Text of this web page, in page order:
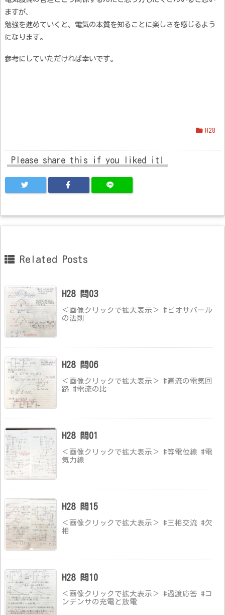
ますが、
勉強を進めていくと、電気の本質を知ることに楽しさを感じるよう
になります。
参考にしていただければ幸いです。
H28
Please share this if you liked it!
Related Posts
H28 問03
＜画像クリックで拡大表示＞ #ビオサバール
の法則
H28 問06
＜画像クリックで拡大表示＞ #直流の電気回
路 #電流の比
H28 問01
＜画像クリックで拡大表示＞ #等電位線 #電
気力線
H28 問15
＜画像クリックで拡大表示＞ #三相交流 #欠
相
H28 問10
＜画像クリックで拡大表示＞ #過渡応答 #コ
ンデンサの充電と放電